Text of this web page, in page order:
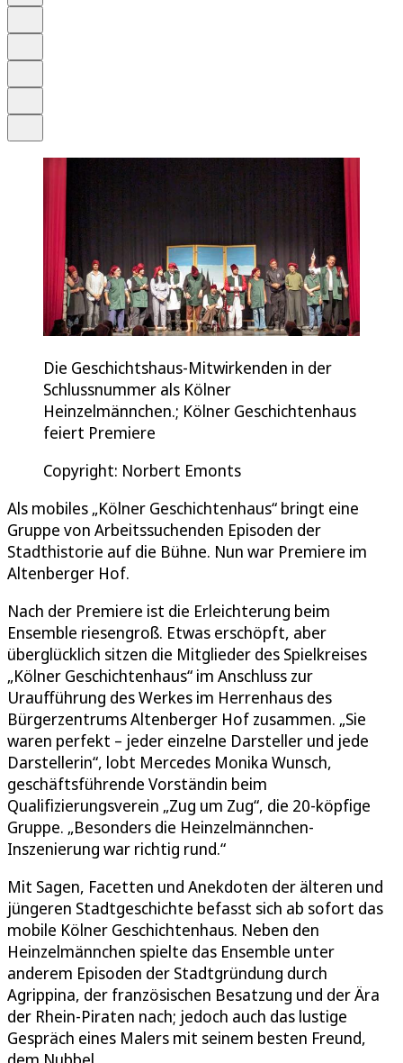
Die Geschichtshaus-Mitwirkenden in der
Schlussnummer als Kölner
Heinzelmännchen.; Kölner Geschichtenhaus
feiert Premiere
Copyright: Norbert Emonts
Als mobiles „Kölner Geschichtenhaus“ bringt eine
Gruppe von Arbeitssuchenden Episoden der
Stadthistorie auf die Bühne. Nun war Premiere im
Altenberger Hof.
Nach der Premiere ist die Erleichterung beim
Ensemble riesengroß. Etwas erschöpft, aber
überglücklich sitzen die Mitglieder des Spielkreises
„Kölner Geschichtenhaus“ im Anschluss zur
Uraufführung des Werkes im Herrenhaus des
Bürgerzentrums Altenberger Hof zusammen. „Sie
waren perfekt – jeder einzelne Darsteller und jede
Darstellerin“, lobt Mercedes Monika Wunsch,
geschäftsführende Vorständin beim
Qualifizierungsverein „Zug um Zug“, die 20-köpfige
Gruppe. „Besonders die Heinzelmännchen-
Inszenierung war richtig rund.“
Mit Sagen, Facetten und Anekdoten der älteren und
jüngeren Stadtgeschichte befasst sich ab sofort das
mobile Kölner Geschichtenhaus. Neben den
Heinzelmännchen spielte das Ensemble unter
anderem Episoden der Stadtgründung durch
Agrippina, der französischen Besatzung und der Ära
der Rhein-Piraten nach; jedoch auch das lustige
Gespräch eines Malers mit seinem besten Freund,